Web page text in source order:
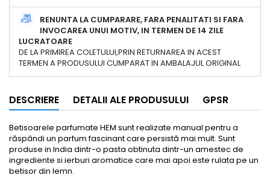
RENUNTA LA CUMPARARE, FARA PENALITATI SI FARA
INVOCAREA UNUI MOTIV, IN TERMEN DE 14 ZILE
LUCRATOARE
DE LA PRIMIREA COLETULUI,PRIN RETURNAREA IN ACEST
TERMEN A PRODUSULUI CUMPARAT IN AMBALAJUL ORIGINAL
DESCRIERE DETALII ALE PRODUSULUI GPSR
Betisoarele parfumate HEM sunt realizate manual pentru a
răspândi un parfum fascinant care persistă mai mult. Sunt
produse in India dintr-o pasta obtinuta dintr-un amestec de
ingrediente si ierburi aromatice care mai apoi este rulata pe un
betisor din lemn.